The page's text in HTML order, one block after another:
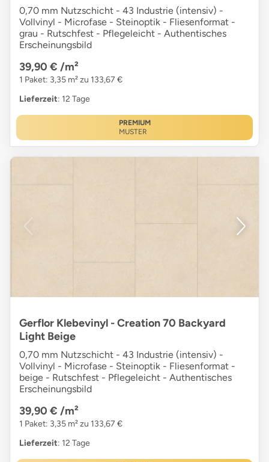
0,70 mm Nutzschicht - 43 Industrie (intensiv) -
Vollvinyl - Microfase - Steinoptik - Fliesenformat -
grau - Rutschfest - Pflegeleicht - Authentisches
Erscheinungsbild
39,90 € /m²
1 Paket: 3,35 m² zu 133,67 €
Lieferzeit: 12 Tage
PREMIUM
MUSTER
Gerflor Klebevinyl - Creation 70 Backyard
Light Beige
0,70 mm Nutzschicht - 43 Industrie (intensiv) -
Vollvinyl - Microfase - Steinoptik - Fliesenformat -
beige - Rutschfest - Pflegeleicht - Authentisches
Erscheinungsbild
39,90 € /m²
1 Paket: 3,35 m² zu 133,67 €
Lieferzeit: 12 Tage